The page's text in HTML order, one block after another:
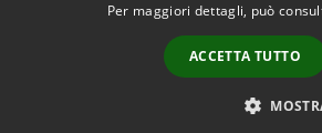
Per maggiori dettagli, può
ACCETTA TUTTO